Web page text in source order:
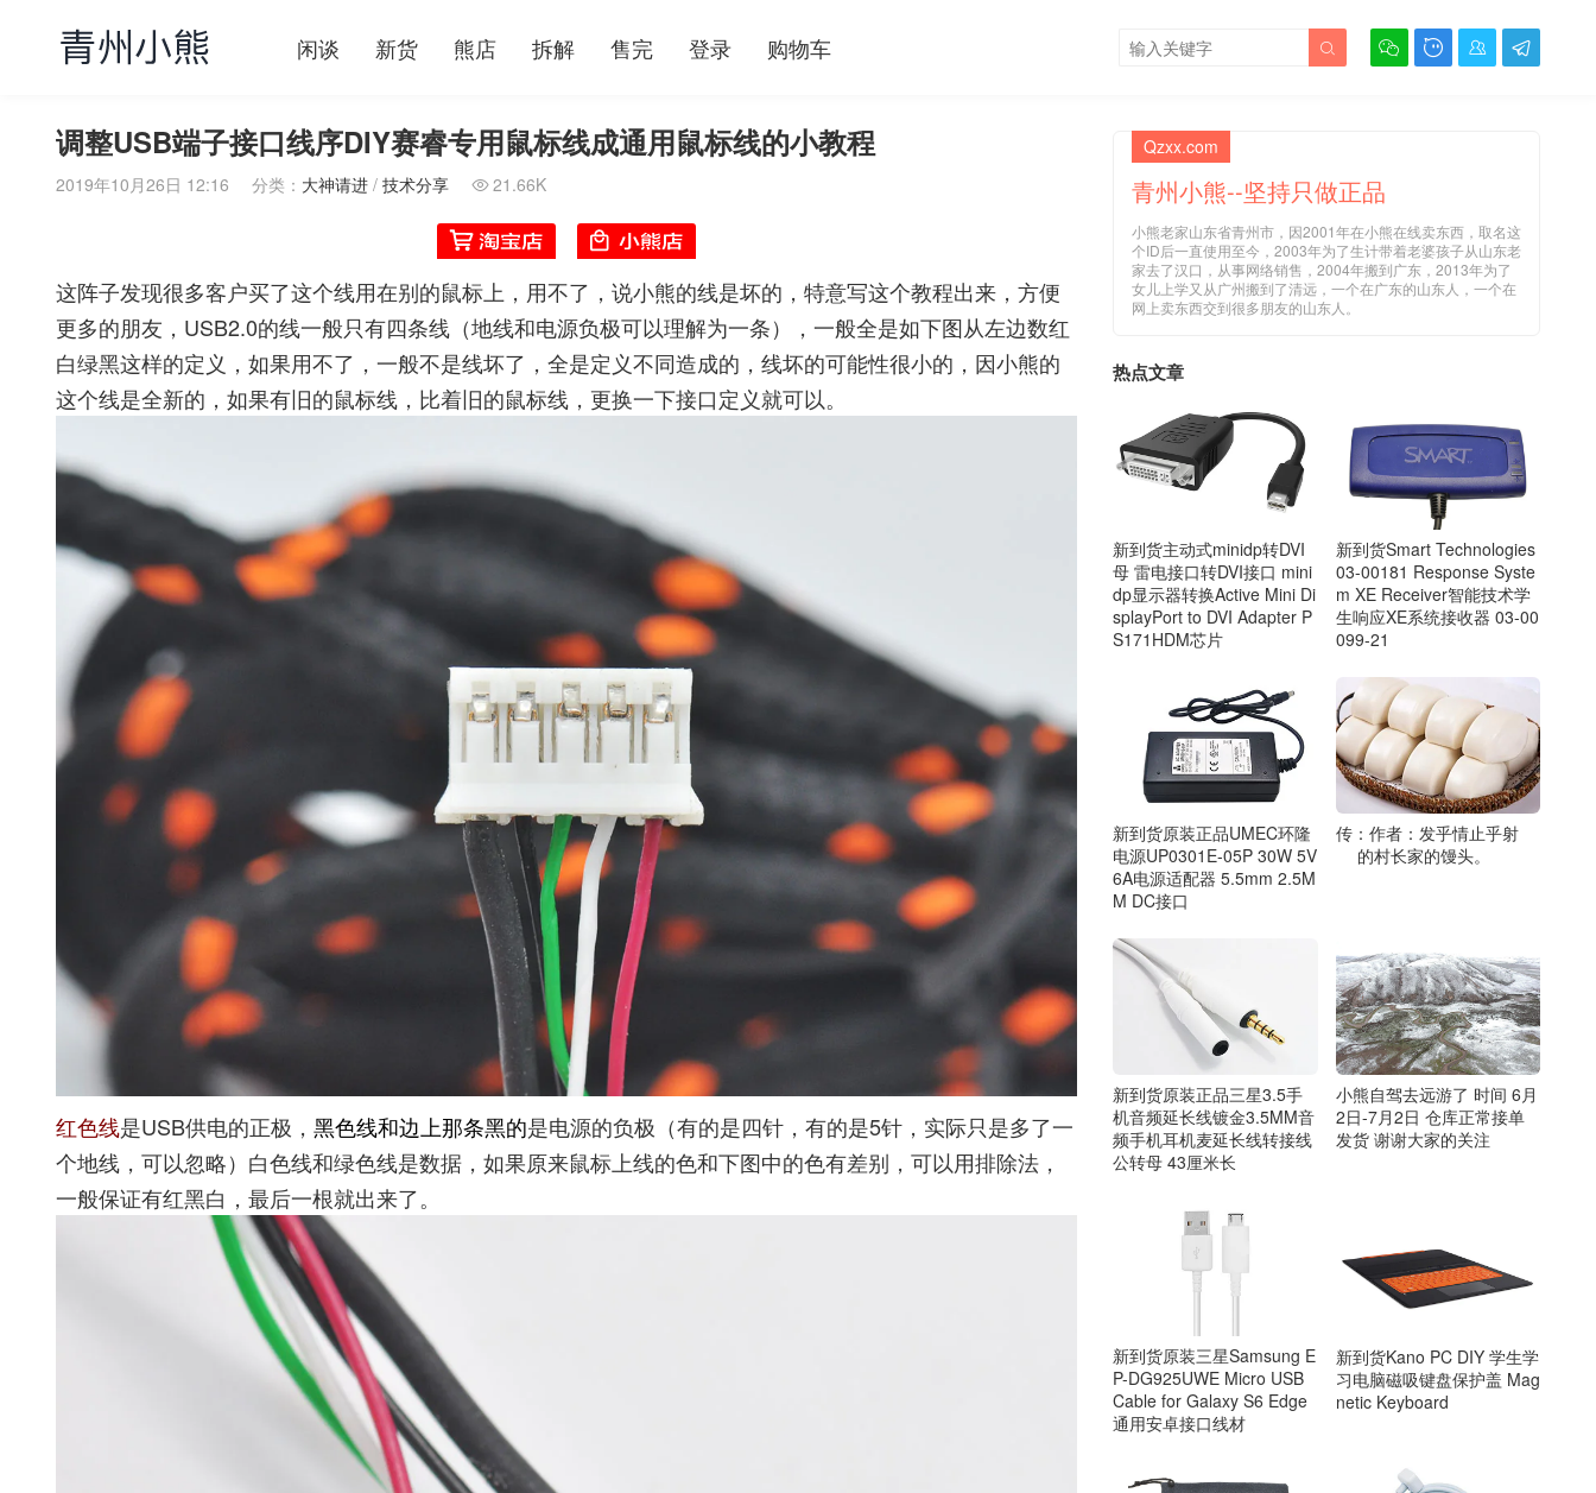
闲谈 新货 熊店 拆解 售完 登录 购物车    

调整USB端子接口线序DIY赛睿专用鼠标线成通用鼠标线的小教程
2019年10月26日 12:16 分类： 大神请进 / 技术分享  21.66K
这阵子发现很多客户买了这个线用在别的鼠标上，用不了，说小熊的线是坏的，特意写这个教程出来，方便
更多的朋友，USB2.0的线一般只有四条线（地线和电源负极可以理解为一条），一般全是如下图从左边数红
白绿黑这样的定义，如果用不了，一般不是线坏了，全是定义不同造成的，线坏的可能性很小的，因小熊的
这个线是全新的，如果有旧的鼠标线，比着旧的鼠标线，更换一下接口定义就可以。
红色线是USB供电的正极， 黑色线和边上那条黑的是电源的负极（有的是四针，有的是5针，实际只是多了一
个地线，可以忽略）白色线和绿色线是数据，如果原来鼠标上线的色和下图中的色有差别，可以用排除法，
一般保证有红黑白，最后一根就出来了。
Qzxx.com
青州小熊--坚持只做正品
小熊老家山东省青州市，因2001年在小熊在线卖东西，取名这
个ID后一直使用至今，2003年为了生计带着老婆孩子从山东老
家去了汉口，从事网络销售，2004年搬到广东，2013年为了
女儿上学又从广州搬到了清远，一个在广东的山东人，一个在
网上卖东西交到很多朋友的山东人。
热点文章
新到货主动式minidp转DVI
母 雷电接口转DVI接口 mini
dp显示器转换Active Mini Di
splayPort to DVI Adapter P
S171HDM芯片
新到货Smart Technologies
03-00181 Response Syste
m XE Receiver智能技术学
生响应XE系统接收器 03-00
099-21
新到货原装正品UMEC环隆
电源UP0301E-05P 30W 5V
6A电源适配器 5.5mm 2.5M
M DC接口
传：作者：发乎情止乎射
的村长家的馒头。
新到货原装正品三星3.5手
机音频延长线镀金3.5MM音
频手机耳机麦延长线转接线
公转母 43厘米长
小熊自驾去远游了 时间 6月
2日-7月2日 仓库正常接单
发货 谢谢大家的关注
新到货原装三星Samsung E
P-DG925UWE Micro USB
Cable for Galaxy S6 Edge
通用安卓接口线材
新到货Kano PC DIY 学生学
习电脑磁吸键盘保护盖 Mag
netic Keyboard